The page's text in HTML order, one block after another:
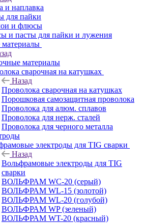
и наплавка
для пайки
и флюсы
и пасты для пайки и лужения
материалы
сварочная на катушках
Назад
Проволока сварочная на катушках
Порошковая самозащитная проволока
Проволока для алюм. сплавов
Проволока для нерж. сталей
Проволока для черного металла
электроды для TIG сварки
Назад
Вольфрамовые электроды для TIG
сварки
ВОЛЬФРАМ WC-20 (серый)
ВОЛЬФРАМ WL-15 (золотой)
ВОЛЬФРАМ WL-20 (голубой)
ВОЛЬФРАМ WP (зеленый)
ВОЛЬФРАМ WT-20 (красный)